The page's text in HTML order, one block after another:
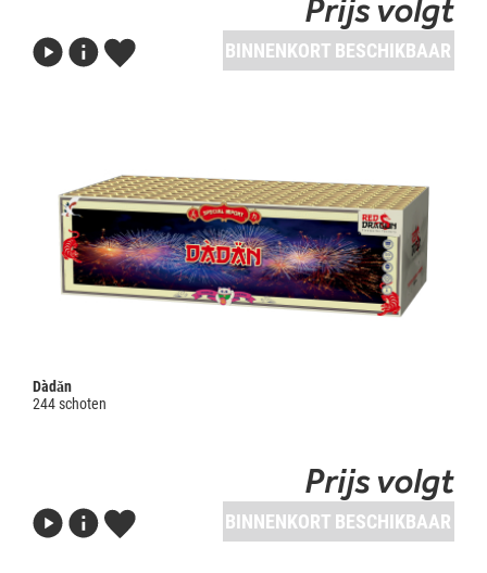
Prijs volgt
BINNENKORT BESCHIKBAAR
Dàdǎn
244 schoten
Prijs volgt
BINNENKORT BESCHIKBAAR